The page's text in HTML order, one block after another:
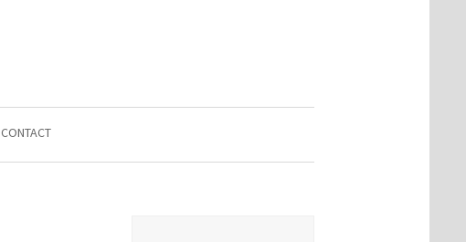
CONTACT